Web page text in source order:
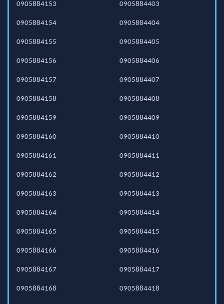
0905884153
0905884154
0905884155
0905884156
0905884157
0905884158
0905884159
0905884160
0905884161
0905884162
0905884163
0905884164
0905884165
0905884166
0905884167
0905884168
0905884403
0905884404
0905884405
0905884406
0905884407
0905884408
0905884409
0905884410
0905884411
0905884412
0905884413
0905884414
0905884415
0905884416
0905884417
0905884418